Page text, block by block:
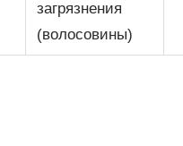
загрязнения
(волосовины)